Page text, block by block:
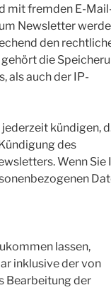
mit fremden E-
Newsletter
den
die
als auch der IP-
kündigen,
des
Wenn Sie
lassen,
inklusive der von
Bearbeitung der